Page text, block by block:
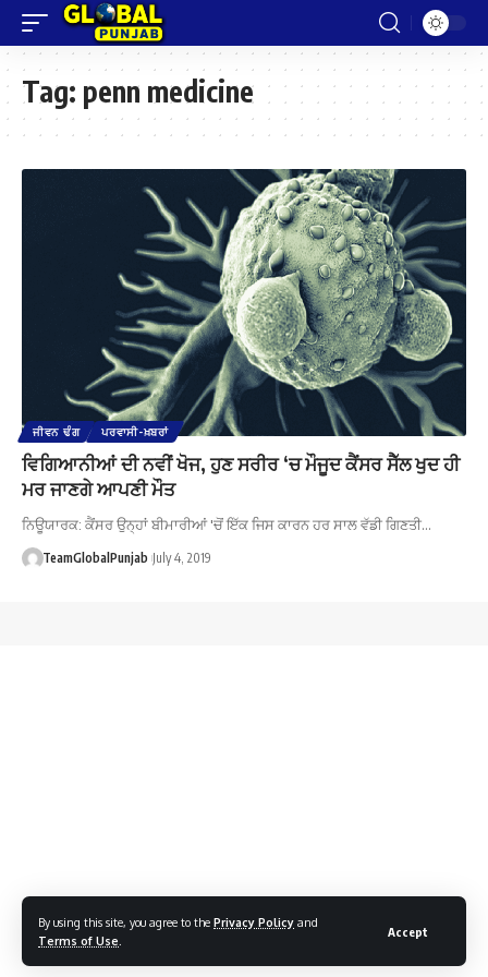
By using this site, you agree to the Privacy Policy and
Terms of Use
Accept
Tag: penn medicine
ਜੀਵਨ ਢੰਗ ਪਰਵਾਸੀ-ਖ਼ਬਰਾਂ
ਵਿਗਿਆਨੀਆਂ ਦੀ ਨਵੀਂ ਖੋਜ, ਹੁਣ ਸਰੀਰ ‘ਚ ਮੌਜੂਦ ਕੈਂਸਰ ਸੈੱਲ ਖੁਦ ਹੀ
ਮਰ ਜਾਣਗੇ ਆਪਣੀ ਮੌਤ
ਨਿਊਯਾਰਕ: ਕੈਂਸਰ ਉਨ੍ਹਾਂ ਬੀਮਾਰੀਆਂ 'ਚੋਂ ਇੱਕ ਜਿਸ ਕਾਰਨ ਹਰ ਸਾਲ ਵੱਡੀ ਗਿਣਤੀ…
TeamGlobalPunjab July 4, 2019